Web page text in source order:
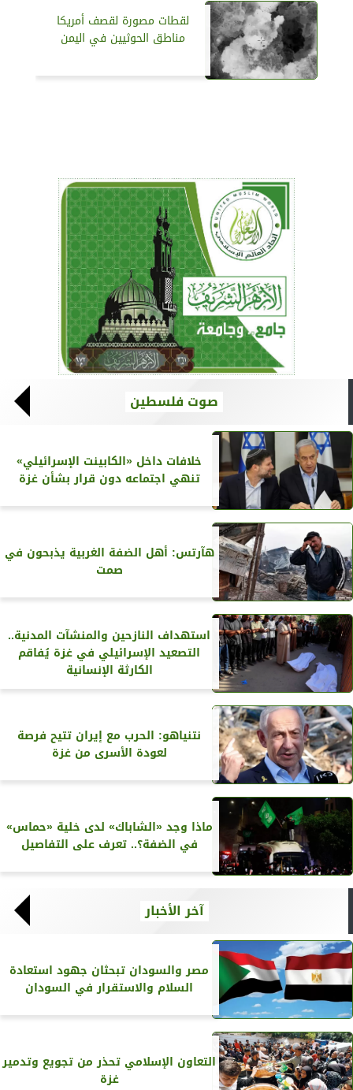
لقطات مصورة لقصف أمريكا
مناطق الحوثيين في اليمن
صوت فلسطين
خلافات داخل «الكابينت الإسرائيلي»
تنهي اجتماعه دون قرار بشأن غزة
هآرتس: أهل الضفة الغربية يذبحون في
صمت
استهداف النازحين والمنشآت المدنية..
التصعيد الإسرائيلي في غزة يُفاقم
الكارثة الإنسانية
نتنياهو: الحرب مع إيران تتيح فرصة
لعودة الأسرى من غزة
ماذا وجد «الشاباك» لدى خلية «حماس»
في الضفة؟.. تعرف على التفاصيل
آخر الأخبار
مصر والسودان تبحثان جهود استعادة
السلام والاستقرار في السودان
التعاون الإسلامي تحذر من تجويع وتدمير
غزة